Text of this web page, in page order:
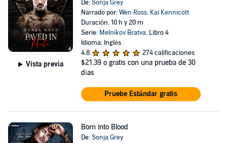
Vista previa
De:Sonja Grey
Narrado por:Wen Ross, Kai Kennicott
Duración: 10 h y 20 m
Serie: Melnikov Bratva, Libro 4
Idioma: Inglés
4.8
274 calificaciones
$21.39 o gratis con una prueba de 30
días
Pruebe Estándar gratis
Born into Blood
De:Sonja Grey